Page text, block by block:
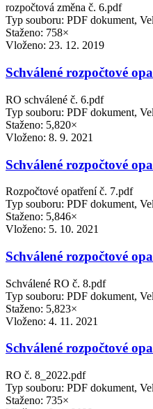
rozpočtová změna č. 6.pdf
Typ souboru: PDF dokument,
Staženo: 758×
Vloženo: 23. 12. 2019
Schválené rozpočtové
RO schválené č. 6.pdf
Typ souboru: PDF dokument,
Staženo: 5,820×
Vloženo: 8. 9. 2021
Schválené rozpočtové
Rozpočtové opatření č. 7.pdf
Typ souboru: PDF dokument,
Staženo: 5,846×
Vloženo: 5. 10. 2021
Schválené rozpočtové
Schválené RO č. 8.pdf
Typ souboru: PDF dokument,
Staženo: 5,823×
Vloženo: 4. 11. 2021
Schválené rozpočtové
RO č. 8_2022.pdf
Typ souboru: PDF dokument,
Staženo: 735×